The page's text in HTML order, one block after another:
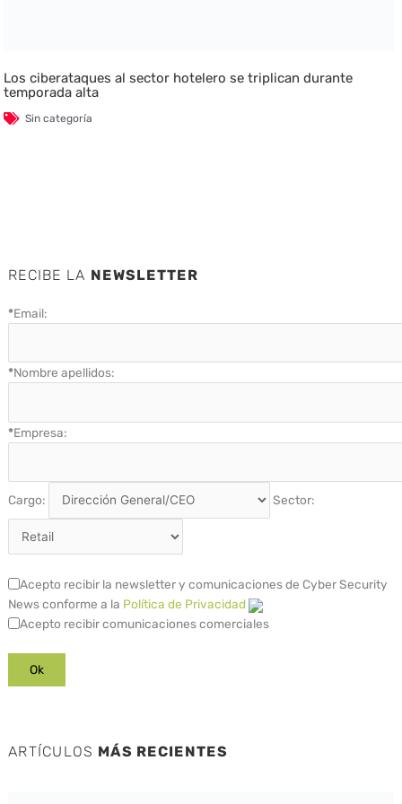
Los ciberataques al sector hotelero se triplican durante
temporada alta
Sin categoría
RECIBE LA NEWSLETTER
*Email:
*Nombre apellidos:
*Empresa:
Cargo: Sector:
Acepto recibir la newsletter y comunicaciones de Cyber Security
News conforme a la Política de Privacidad
Acepto recibir comunicaciones comerciales
ARTÍCULOS MÁS RECIENTES